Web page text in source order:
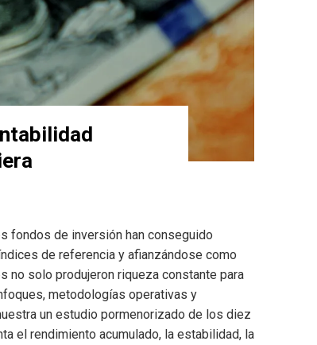
fondos de inversión han conseguido
de referencia y afianzándose como
no solo produjeron riqueza constante para
metodologías operativas y
un estudio pormenorizado de los diez
el rendimiento acumulado, la estabilidad, la